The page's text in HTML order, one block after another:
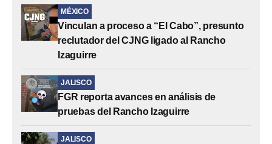
MÉXICO
Vinculan a proceso a “El Cabo”, presunto
reclutador del CJNG ligado al Rancho
Izaguirre
JALISCO
FGR reporta avances en análisis de
pruebas del Rancho Izaguirre
JALISCO